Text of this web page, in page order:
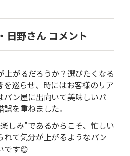
日野さん コメント
上がるだろうか？選びたくなる
を巡らせ、時にはお客様のリア
パン屋に出向いて美味しいパ
を重ねました。
しみ”であるからこそ、忙しい
れて気分が上がるようなパン
です😊